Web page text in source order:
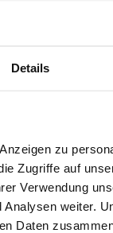
Details
zu
Zugriffe auf
Verwendung
weiter.
Daten